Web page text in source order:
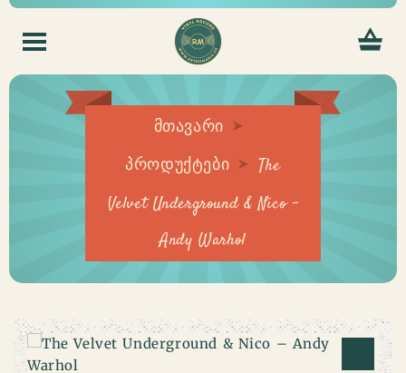
მთავარი
პროდუქტები
The
Velvet Underground & Nico –
Andy Warhol